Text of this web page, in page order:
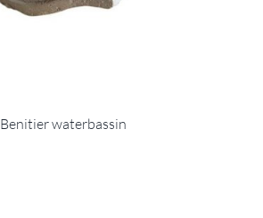
Benitier waterbassin